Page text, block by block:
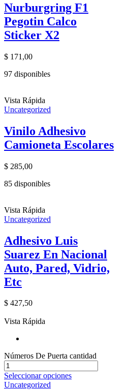
Nurburgring F1
Pegotin Calco
Sticker X2
$ 171,00
97 disponibles
Vista Rápida
Uncategorized
Vinilo Adhesivo
Camioneta Escolares
$ 285,00
85 disponibles
Vista Rápida
Uncategorized
Adhesivo Luis
Suarez En Nacional
Auto, Pared, Vidrio,
Etc
$ 427,50
Vista Rápida
Números De Puerta cantidad
Seleccionar opciones
Uncategorized